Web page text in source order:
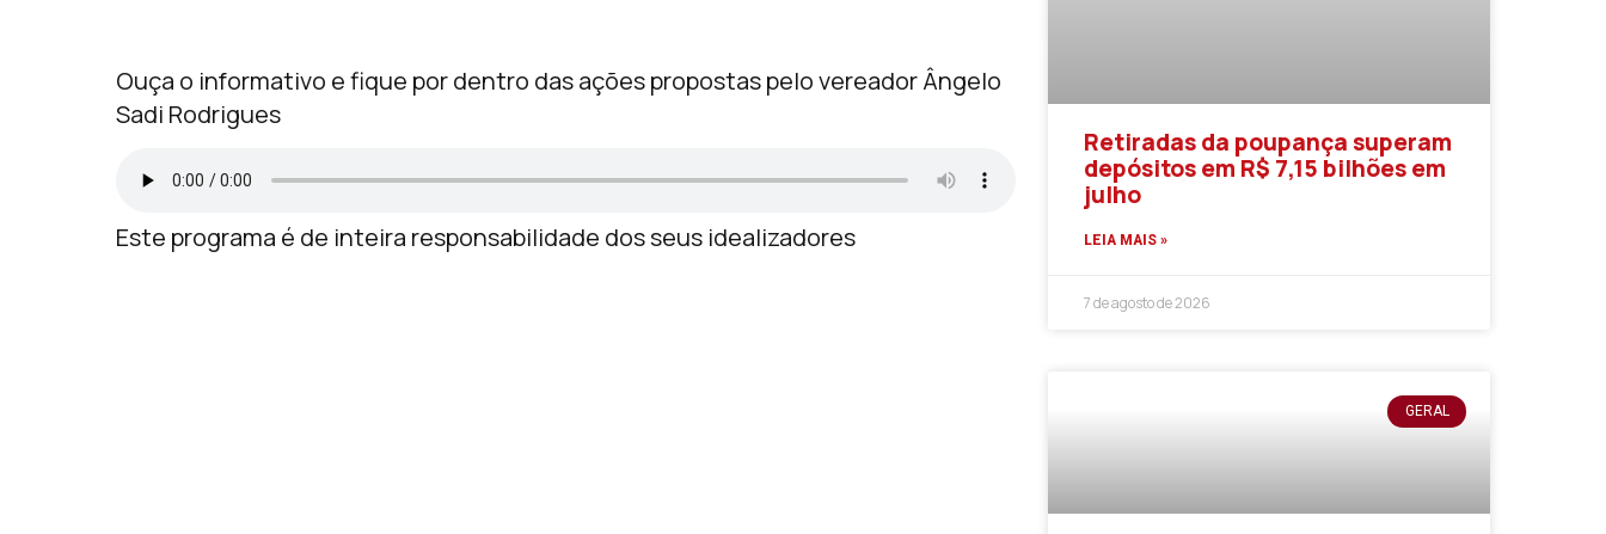
Ouça o informativo e fique por dentro das ações propostas pelo vereador Ângelo
Sadi Rodrigues
Este programa é de inteira responsabilidade dos seus idealizadores
Retiradas da poupança superam
depósitos em R$ 7,15 bilhões em
julho
LEIA MAIS »
7 de agosto de 2026
GERAL